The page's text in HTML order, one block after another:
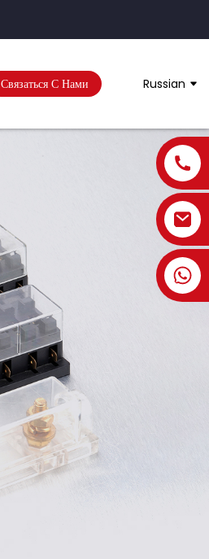
Связаться С Нами Russian
+86 1806 6330 701